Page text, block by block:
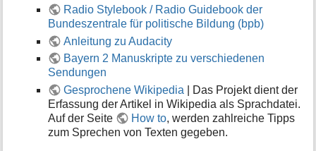
Radio Stylebook / Radio Guidebook der
Bundeszentrale für politische Bildung (bpb)
Anleitung zu Audacity
Bayern 2 Manuskripte zu verschiedenen
Sendungen
Gesprochene Wikipedia | Das Projekt dient der
Erfassung der Artikel in Wikipedia als Sprachdatei.
Auf der Seite
How to, werden zahlreiche Tipps
zum Sprechen von Texten gegeben.